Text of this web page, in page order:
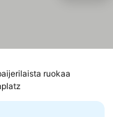
ruokaa